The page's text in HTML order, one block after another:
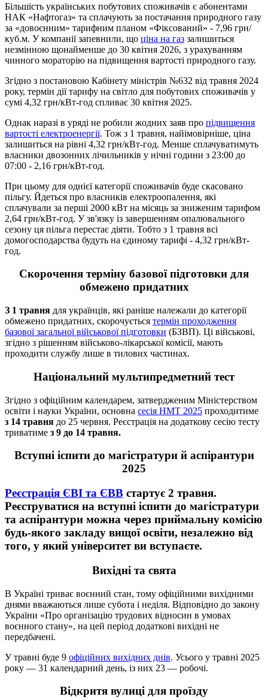
Більшість українських побутових споживачів є абонентами
НАК «Нафтогаз» та сплачують за постачання природного газу
за «довоєнним» тарифним планом «Фіксований» - 7,96 грн/
куб.м. У компанії запевнили, що ціна на газ залишиться
незмінною щонайменше до 30 квітня 2026, з урахуванням
чинного мораторію на підвищення вартості природного газу.
Згідно з постановою Кабінету міністрів №632 від травня 2024
року, термін дії тарифу на світло для побутових споживачів у
сумі 4,32 грн/кВт-год спливає 30 квітня 2025.
Однак наразі в уряді не робили жодних заяв про підвищення
вартості електроенергії. Тож з 1 травня, найімовірніше, ціна
залишиться на рівні 4,32 грн/кВт-год. Менше сплачуватимуть
власники двозонних лічильників у нічні години з 23:00 до
07:00 - 2,16 грн/кВт-год.
При цьому для однієї категорії споживачів буде скасовано
пільгу. Йдеться про власників електроопалення, які
сплачували за перші 2000 кВт на місяць за зниженим тарифом
2,64 грн/кВт-год. У зв'язку із завершенням опалювального
сезону ця пільга перестає діяти. Тобто з 1 травня всі
домогосподарства будуть на єдиному тарифі - 4,32 грн/кВт-
год.
Скорочення терміну базової підготовки для
обмежено придатних
З 1 травня для українців, які раніше належали до категорії
обмежено придатних, скорочується термін проходження
базової загальної військової підготовки (БЗВП). Ці військові,
згідно з рішенням військово-лікарської комісії, мають
проходити службу лише в тилових частинах.
Національний мультипредметний тест
Згідно з офіційним календарем, затвердженим Міністерством
освіти і науки України, основна сесія НМТ 2025 проходитиме
з 14 травня до 25 червня. Реєстрація на додаткову сесію тесту
триватиме з 9 до 14 травня.
Вступні іспити до магістратури й аспірантури
2025
Реєстрація ЄВІ та ЄВВ стартує 2 травня.
Реєструватися на вступні іспити до магістратури
та аспірантури можна через приймальну комісію
будь-якого закладу вищої освіти, незалежно від
того, у який університет ви вступаєте.
Вихідні та свята
В Україні триває воєнний стан, тому офіційними вихідними
днями вважаються лише субота і неділя. Відповідно до закону
України «Про організацію трудових відносин в умовах
воєнного стану», на цей період додаткові вихідні не
передбачені.
У травні буде 9 офіційних вихідних днів. Усього у травні 2025
року — 31 календарний день, із них 23 — робочі.
Відкритя вулиці для проїзду